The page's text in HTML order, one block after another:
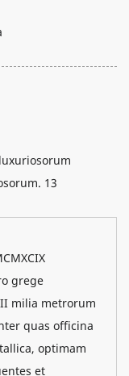
grege
milia metrorum
quas officina
optimam
et